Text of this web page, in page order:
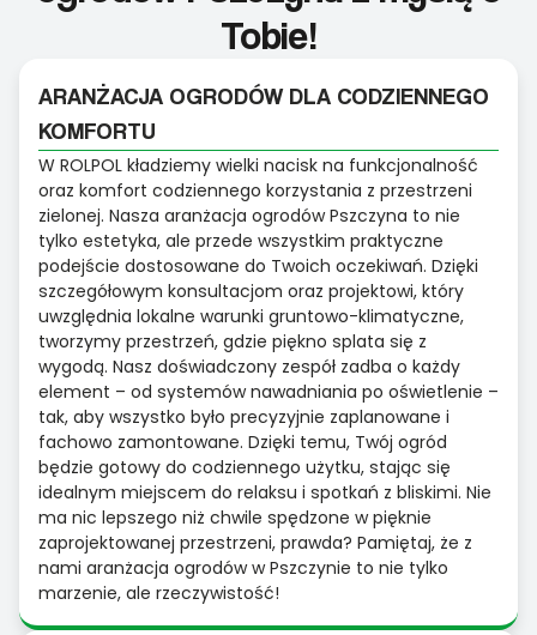
Tobie!
ARANŻACJA OGRODÓW DLA CODZIENNEGO
KOMFORTU
W ROLPOL kładziemy wielki nacisk na funkcjonalność
oraz komfort codziennego korzystania z przestrzeni
zielonej. Nasza aranżacja ogrodów Pszczyna to nie
tylko estetyka, ale przede wszystkim praktyczne
podejście dostosowane do Twoich oczekiwań. Dzięki
szczegółowym konsultacjom oraz projektowi, który
uwzględnia lokalne warunki gruntowo-klimatyczne,
tworzymy przestrzeń, gdzie piękno splata się z
wygodą. Nasz doświadczony zespół zadba o każdy
element – od systemów nawadniania po oświetlenie –
tak, aby wszystko było precyzyjnie zaplanowane i
fachowo zamontowane. Dzięki temu, Twój ogród
będzie gotowy do codziennego użytku, stając się
idealnym miejscem do relaksu i spotkań z bliskimi. Nie
ma nic lepszego niż chwile spędzone w pięknie
zaprojektowanej przestrzeni, prawda? Pamiętaj, że z
nami aranżacja ogrodów w Pszczynie to nie tylko
marzenie, ale rzeczywistość!